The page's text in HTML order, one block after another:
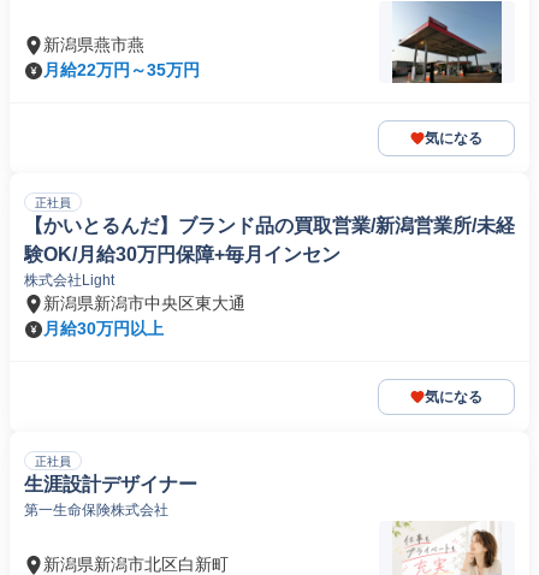
新潟県燕市燕
月給22万円～35万円
気になる
正社員
【かいとるんだ】ブランド品の買取営業/新潟営業所/未経
験OK/月給30万円保障+毎月インセン
株式会社Light
新潟県新潟市中央区東大通
月給30万円以上
気になる
正社員
生涯設計デザイナー
第一生命保険株式会社
新潟県新潟市北区白新町